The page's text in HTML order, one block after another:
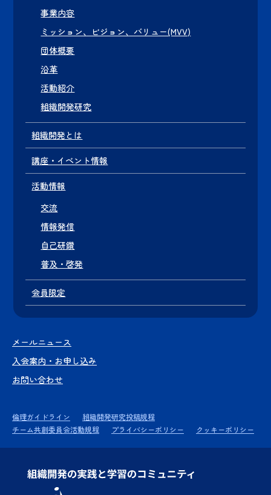
事業内容
ミッション、ビジョン、バリュー(MVV)
団体概要
沿革
活動紹介
組織開発研究
組織開発とは
講座・イベント情報
活動情報
交流
情報発信
自己研鑽
普及・啓発
会員限定
メールニュース
入会案内・お申し込み
お問い合わせ
倫理ガイドライン
組織開発研究投稿規程
チーム共創委員会活動規程
プライバシーポリシー クッキーポリシー